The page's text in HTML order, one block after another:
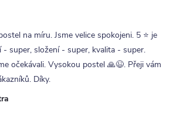
na míru. Jsme velice spokojeni. 5 ⭐ je
- super, složení - super, kvalita - super.
očekávali. Vysokou postel 🙏😉. Přeji vám
Díky.